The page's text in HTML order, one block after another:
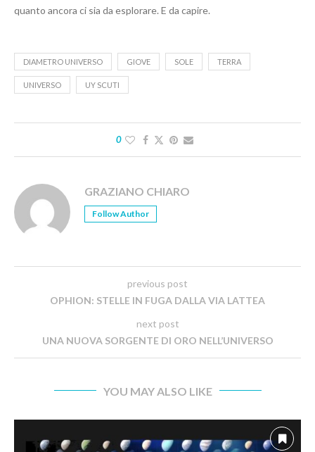
quanto ancora ci sia da esplorare. E da capire.
DIAMETRO UNIVERSO GIOVE SOLE TERRA
UNIVERSO UY SCUTI
0
GRAZIANO CHIARO
Follow Author
previous post
OPHION: STELLE IN FUGA DALLA VIA LATTEA
next post
UNA NUOVA SORGENTE DI ORO NELL’UNIVERSO
YOU MAY ALSO LIKE